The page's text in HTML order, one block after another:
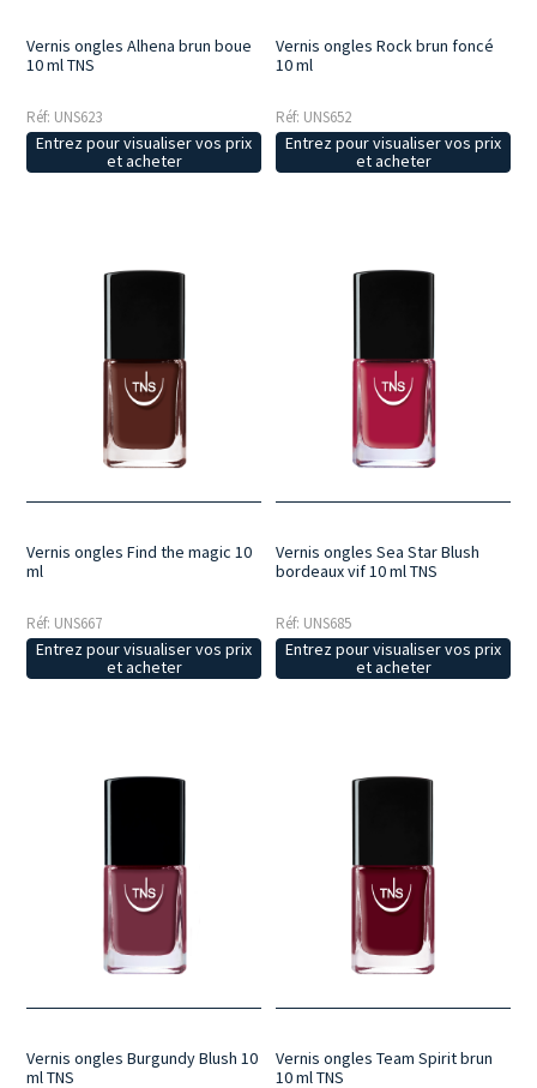
Vernis ongles Alhena brun boue
10 ml TNS
Réf: UNS623
Entrez pour visualiser vos prix
et acheter
Vernis ongles Rock brun foncé
10 ml
Réf: UNS652
Entrez pour visualiser vos prix
et acheter
Vernis ongles Find the magic 10
ml
Réf: UNS667
Entrez pour visualiser vos prix
et acheter
Vernis ongles Sea Star Blush
bordeaux vif 10 ml TNS
Réf: UNS685
Entrez pour visualiser vos prix
et acheter
Vernis ongles Burgundy Blush 10
ml TNS
Vernis ongles Team Spirit brun
10 ml TNS